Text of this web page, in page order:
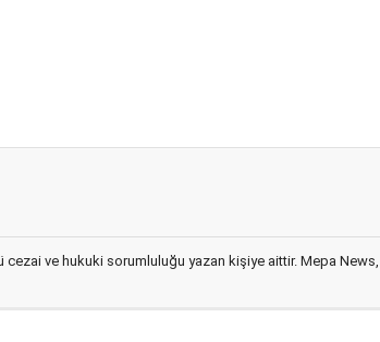
cezai ve hukuki sorumluluğu yazan kişiye aittir. Mepa